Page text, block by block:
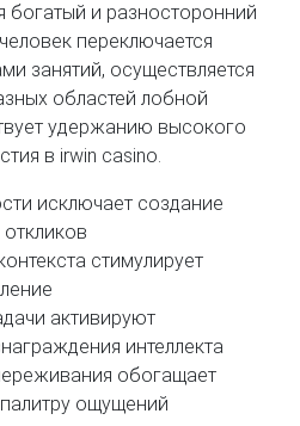
богатый и разносторонний
переключается
занятий, осуществляется
областей лобной
удержанию высокого
в irwin casino.
исключает создание
стимулирует
активируют
интеллекта
обогащает
ощущений